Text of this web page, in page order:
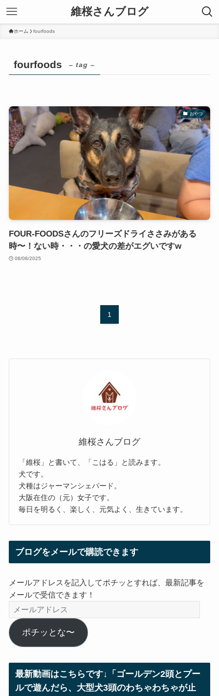
維桜さんブログ
ホーム fourfoods
fourfoods – tag –
おやつ
FOUR-FOODSさんのフリーズドライささみがある
時〜！ない時・・・の愛犬の差がエグいですw
08/08/2025
1
維桜さんブログ
「維桜」と書いて、「こはる」と読みます。
犬です。
犬種はジャーマンシェパード。
大阪在住の（元）女子です。
毎日を明るく、楽しく、元気よく、生きています。
ブログをメールで購読できます
メールアドレスを記入してポチッとすれば、最新記事を
メールで受信できます！
メ
ー
ル
ア
ス
ポチッとな〜
最新動画はこちらです↓「ゴールデン2頭とプー
ルで遊んだら、大型犬3頭のわちゃわちゃが止